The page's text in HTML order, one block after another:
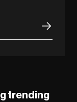
trending